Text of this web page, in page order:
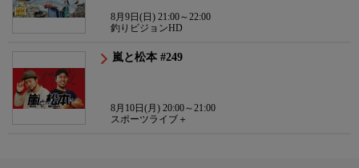
8月9日(日) 21:00～22:00
釣りビジョンHD
嵐と松本 #249
8月10日(月) 20:00～21:00
スポーツライブ＋